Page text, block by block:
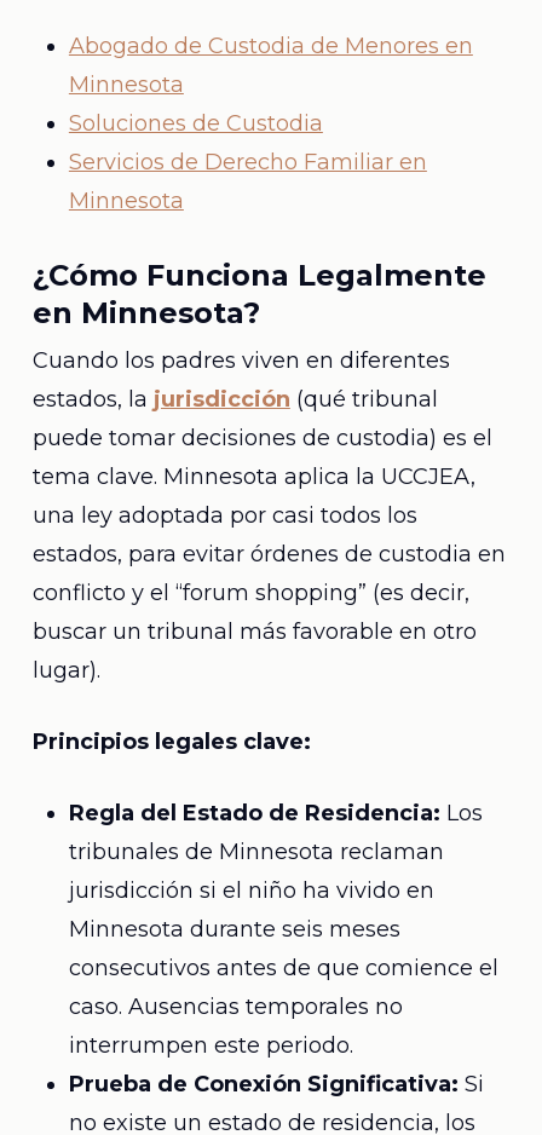
Abogado de Custodia de Menores en
Minnesota
Soluciones de Custodia
Servicios de Derecho Familiar en
Minnesota
¿Cómo Funciona Legalmente
en Minnesota?
Cuando los padres viven en diferentes
estados, la jurisdicción (qué tribunal
puede tomar decisiones de custodia) es el
tema clave. Minnesota aplica la UCCJEA,
una ley adoptada por casi todos los
estados, para evitar órdenes de custodia en
conflicto y el “forum shopping” (es decir,
buscar un tribunal más favorable en otro
lugar).
Principios legales clave:
Regla del Estado de Residencia: Los
tribunales de Minnesota reclaman
jurisdicción si el niño ha vivido en
Minnesota durante seis meses
consecutivos antes de que comience el
caso. Ausencias temporales no
interrumpen este periodo.
Prueba de Conexión Significativa: Si
no existe un estado de residencia, los